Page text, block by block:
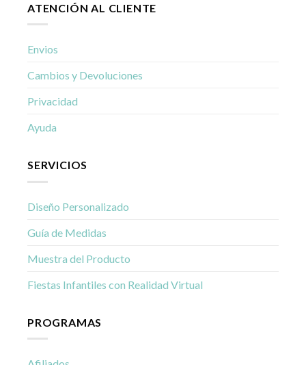
ATENCIÓN AL CLIENTE
Envios
Cambios y Devoluciones
Privacidad
Ayuda
SERVICIOS
Diseño Personalizado
Guía de Medidas
Muestra del Producto
Fiestas Infantiles con Realidad Virtual
PROGRAMAS